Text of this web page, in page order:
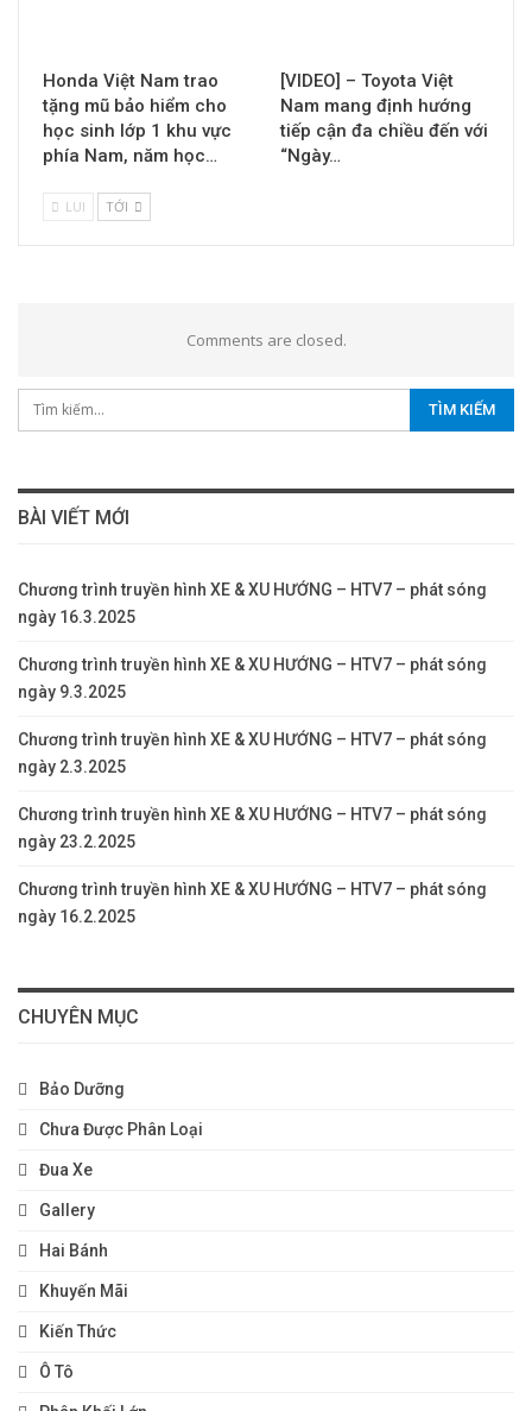
Honda Việt Nam trao
tặng mũ bảo hiểm cho
học sinh lớp 1 khu vực
phía Nam, năm học…
[VIDEO] – Toyota Việt
Nam mang định hướng
tiếp cận đa chiều đến với
“Ngày…
LUI TỚI
Comments are closed.
BÀI VIẾT MỚI
Chương trình truyền hình XE & XU HƯỚNG – HTV7 – phát sóng
ngày 16.3.2025
Chương trình truyền hình XE & XU HƯỚNG – HTV7 – phát sóng
ngày 9.3.2025
Chương trình truyền hình XE & XU HƯỚNG – HTV7 – phát sóng
ngày 2.3.2025
Chương trình truyền hình XE & XU HƯỚNG – HTV7 – phát sóng
ngày 23.2.2025
Chương trình truyền hình XE & XU HƯỚNG – HTV7 – phát sóng
ngày 16.2.2025
CHUYÊN MỤC
Bảo Dưỡng
Chưa Được Phân Loại
Đua Xe
Gallery
Hai Bánh
Khuyến Mãi
Kiến Thức
Ô Tô